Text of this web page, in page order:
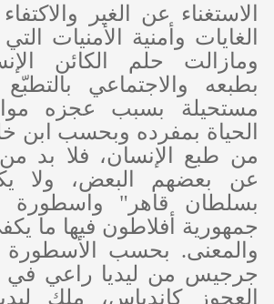
الاستغناء عن الغير
الغايات وأمنية الأمنيات
ومازالت حلم الكائن
بطبعه والاجتماعي بالتطبّع
مستحيلة بسبب عجزه
الحياة بمفرده وبحسب ابن
من طبع الإنسان، فلا بد
عن بعضهم البعض، ولا
بسلطان قاهر"
جمهورية أفلاطون فيها ما
والمعنى. بحسب الأسطورة
جرجيس من ليديا راعي في
العجوز كاندياس، ملك